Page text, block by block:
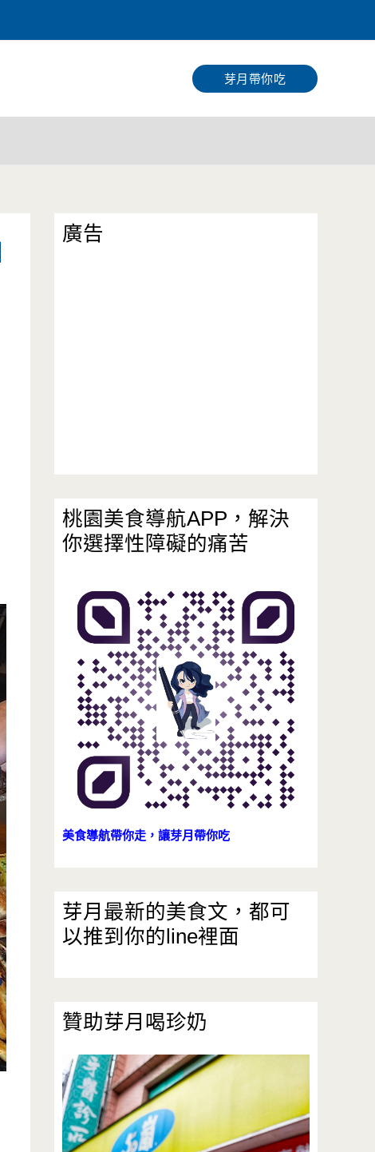
尋
芽月帶你吃
廣告
桃園美食導航APP，解決
你選擇性障礙的痛苦
美食導航帶你走，讓芽月帶你吃
芽月最新的美食文，都可
以推到你的line裡面
贊助芽月喝珍奶